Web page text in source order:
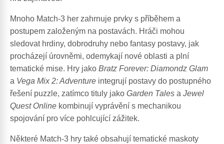
Mnoho Match-3 her zahrnuje prvky s příběhem a
postupem založeným na postavách. Hráči mohou
sledovat hrdiny, dobrodruhy nebo fantasy postavy, jak
procházejí úrovněmi, odemykají nové oblasti a plní
tematické mise. Hry jako Bratz Forever: Diamondz Glam
a Vega Mix 2: Adventure integrují postavy do postupného
řešení puzzle, zatímco tituly jako Garden Tales a Jewel
Quest Online kombinují vyprávění s mechanikou
spojování pro více pohlcující zážitek.
Některé Match-3 hry také obsahují tematické maskoty